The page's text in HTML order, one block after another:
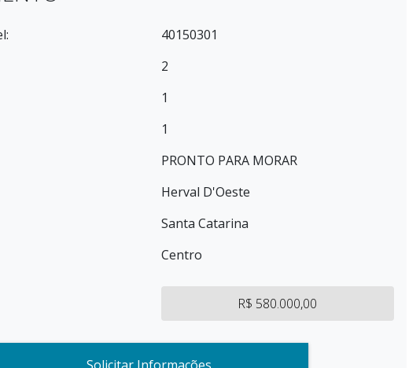
40150301
2
1
1
PRONTO PARA MORAR
Herval D'Oeste
Santa Catarina
Centro
R$ 580.000,00